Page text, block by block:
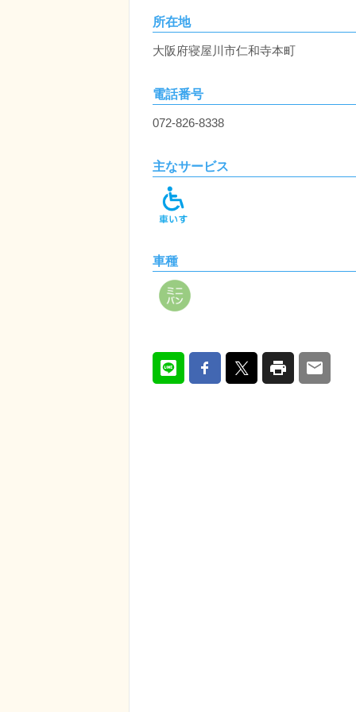
所在地
大阪府寝屋川市仁和寺本町
電話番号
072-826-8338
主なサービス
車種